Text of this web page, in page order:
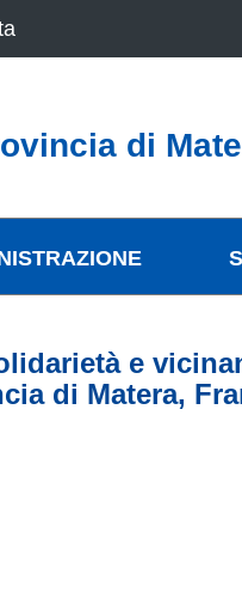
di
e
di Matera,